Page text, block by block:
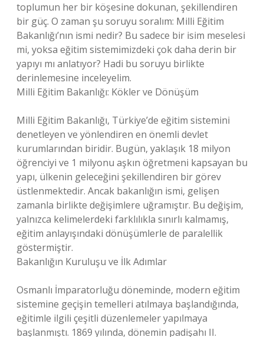
toplumun her bir köşesine dokunan, şekillendiren
bir güç. O zaman şu soruyu soralım: Milli Eğitim
Bakanlığı’nın ismi nedir? Bu sadece bir isim meselesi
mi, yoksa eğitim sistemimizdeki çok daha derin bir
yapıyı mı anlatıyor? Hadi bu soruyu birlikte
derinlemesine inceleyelim.
Milli Eğitim Bakanlığı: Kökler ve Dönüşüm
Milli Eğitim Bakanlığı, Türkiye’de eğitim sistemini
denetleyen ve yönlendiren en önemli devlet
kurumlarından biridir. Bugün, yaklaşık 18 milyon
öğrenciyi ve 1 milyonu aşkın öğretmeni kapsayan bu
yapı, ülkenin geleceğini şekillendiren bir görev
üstlenmektedir. Ancak bakanlığın ismi, gelişen
zamanla birlikte değişimlere uğramıştır. Bu değişim,
yalnızca kelimelerdeki farklılıkla sınırlı kalmamış,
eğitim anlayışındaki dönüşümlerle de paralellik
göstermiştir.
Bakanlığın Kuruluşu ve İlk Adımlar
Osmanlı İmparatorluğu döneminde, modern eğitim
sistemine geçişin temelleri atılmaya başlandığında,
eğitimle ilgili çeşitli düzenlemeler yapılmaya
başlanmıştı. 1869 yılında, dönemin padişahı II.